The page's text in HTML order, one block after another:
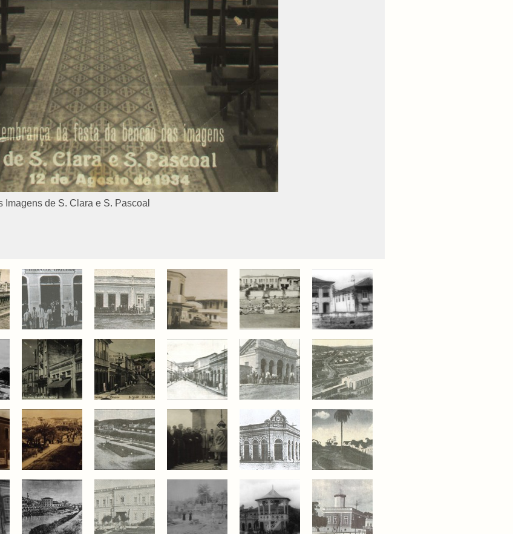
de S. Clara e S. Pascoal